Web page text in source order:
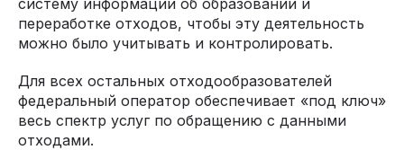
переработке отходов, чтобы эту деятельность
можно было учитывать и контролировать.
Для всех остальных отходообразователей
федеральный оператор обеспечивает «под ключ»
весь спектр услуг по обращению с данными
отходами.